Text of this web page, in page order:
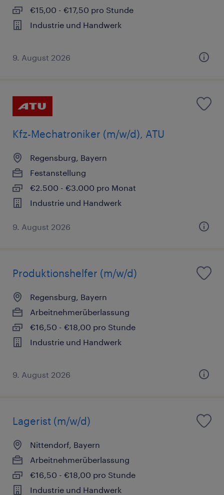
€15,00 - €17,50 pro Stunde
Industrie und Handwerk
9. August 2026
Kfz-Mechatroniker (m/w/d), ATU
Regensburg, Bayern
Festanstellung
€2.500 - €3.000 pro Monat
Industrie und Handwerk
9. August 2026
Produktionshelfer (m/w/d)
Regensburg, Bayern
Arbeitnehmerüberlassung
€16,50 - €18,00 pro Stunde
Industrie und Handwerk
9. August 2026
Lagerist (m/w/d)
Nittendorf, Bayern
Arbeitnehmerüberlassung
€16,50 - €18,00 pro Stunde
Industrie und Handwerk